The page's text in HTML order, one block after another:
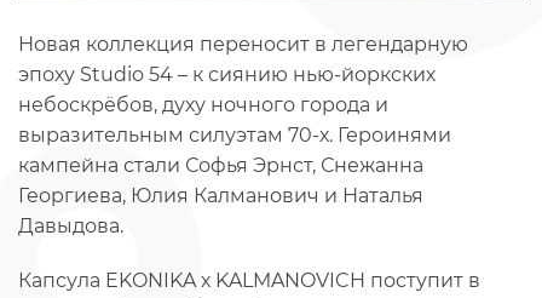
Новая коллекция переносит в легендарную
эпоху Studio 54 – к сиянию нью-йоркских
небоскрёбов, духу ночного города и
выразительным силуэтам 70-х. Героинями
кампейна стали Софья Эрнст, Снежанна
Георгиева, Юлия Калманович и Наталья
Давыдова.
Капсула EKONIKA х KALMANOVICH поступит в